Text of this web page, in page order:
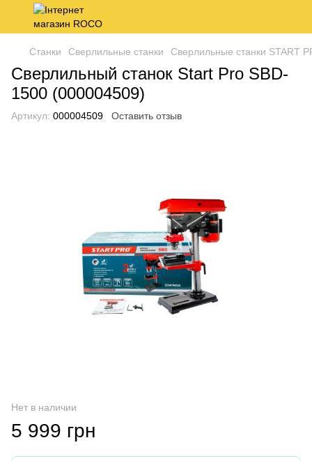
Станки Сверлильные станки Сверлильные станки START
Сверлильный станок Start Pro SBD-
1500 (000004509)
Артикул: 000004509 Оставить отзыв
Нет в наличии
5 999 грн